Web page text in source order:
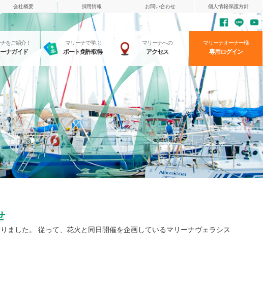
をご紹介！
ナガイド
マリーナで学ぶ
ボート免許取得
マリーナへの
アクセス
マリーナオーナー様
専用ログイン
会社概要 採用情報 お問い合わせ 個人情報保護方針
ました。 従って、花火と同日開催を企画しているマリーナヴェラシス